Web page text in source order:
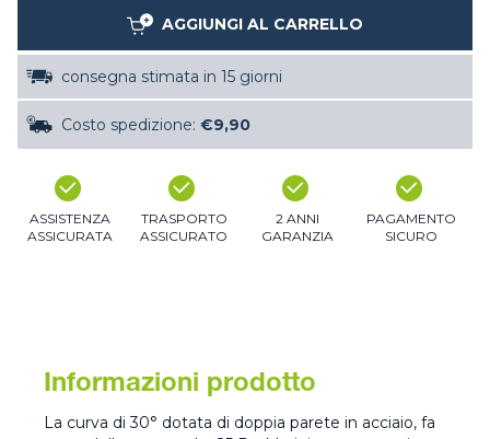
AGGIUNGI AL CARRELLO
consegna stimata in 15 giorni
Costo spedizione: €9,90
ASSISTENZA
ASSICURATA
TRASPORTO
ASSICURATO
2 ANNI
GARANZIA
PAGAMENTO
SICURO
Informazioni prodotto
La curva di 30° dotata di doppia parete in acciaio, fa